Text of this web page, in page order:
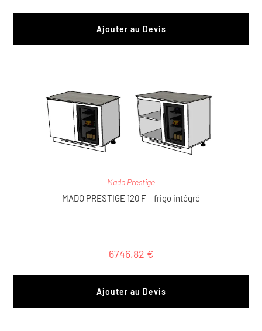
Ajouter au Devis
Mado Prestige
MADO PRESTIGE 120 F – frigo intégré
6746,82 €
Ajouter au Devis